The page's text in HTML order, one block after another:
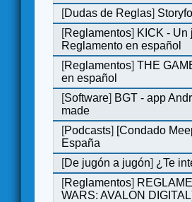
[Dudas de Reglas]
[Reglamentos] KICK - Un
Reglamento en español
[Reglamentos]THE
en español
[Software] BGT - app
made
[Podcasts] [Condado
España
[De jugón a jugón] ¿Te
[Reglamentos]
WARS: AVALON